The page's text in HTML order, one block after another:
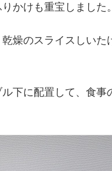
かけも重宝しました。
燥のスライスしい
下に配置して、食